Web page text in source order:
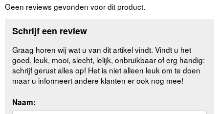
Geen reviews gevonden voor dit product.
Schrijf een review
Graag horen wij wat u van dit artikel vindt. Vindt u het
goed, leuk, mooi, slecht, lelijk, onbruikbaar of erg handig:
schrijf gerust alles op! Het is niet alleen leuk om te doen
maar u informeert andere klanten er ook nog mee!
Naam: